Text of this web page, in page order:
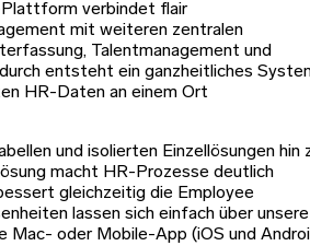
verbindet flair
mit weiteren zentralen
Talentmanagement und
entsteht ein ganzheitliches
HR-Daten an einem Ort
und isolierten Einzellösungen hin
macht HR-Prozesse deutlich
gleichzeitig die Employee
lassen sich einfach über unsere
Mac- oder Mobile-App (iOS und